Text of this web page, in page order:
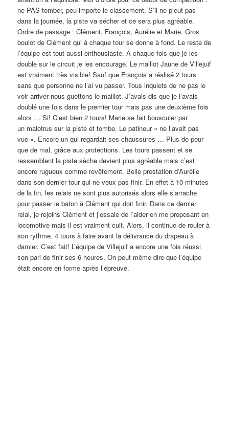
ne PAS tomber, peu importe le classement. S’il ne pleut pas
dans la journée, la piste va sécher et ce sera plus agréable.
Ordre de passage : Clément, François, Aurélie et Marie. Gros
boulot de Clément qui à chaque tour se donne à fond. Le reste de
l’équipe est tout aussi enthousiaste. A chaque fois que je les
double sur le circuit je les encourage. Le maillot Jaune de Villejuif
est vraiment très visible! Sauf que François a réalisé 2 tours
sans que personne ne l’ai vu passer. Tous inquiets de ne pas le
voir arriver nous guettons le maillot. J’avais dis que je l’avais
doublé une fois dans le premier tour mais pas une deuxième fois
alors … Si! C’est bien 2 tours! Marie se fait bousculer par
un malotrus sur la piste et tombe. Le patineur « ne l’avait pas
vue ». Encore un qui regardait ses chaussures … Plus de peur
que de mal, grâce aux protections. Les tours passent et se
ressemblent la piste sèche devient plus agréable mais c’est
encore rugueux comme revêtement. Belle prestation d’Aurélie
dans son dernier tour qui ne veux pas finir. En effet à 10 minutes
de la fin, les relais ne sont plus autorisés alors elle s’arrache
pour passer le baton à Clément qui doit finir. Dans ce dernier
relai, je rejoins Clément et j’essaie de l’aider en me proposant en
locomotive mais il est vraiment cuit. Alors, il continue de rouler à
son rythme. 4 tours à faire avant la délivrance du drapeau à
damier. C’est fait! L’équipe de Villejuif a encore une fois réussi
son pari de finir ses 6 heures. On peut même dire que l’équipe
était encore en forme après l’épreuve.